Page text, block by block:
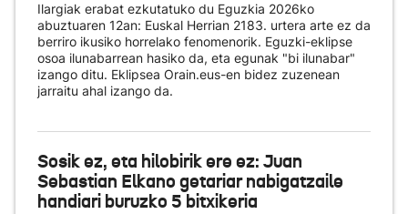
Ilargiak erabat ezkutatuko du Eguzkia 2026ko
abuztuaren 12an: Euskal Herrian 2183. urtera arte ez da
berriro ikusiko horrelako fenomenorik. Eguzki-eklipse
osoa ilunabarrean hasiko da, eta egunak "bi ilunabar"
izango ditu. Eklipsea Orain.eus-en bidez zuzenean
jarraitu ahal izango da.
Sosik ez, eta hilobirik ere ez: Juan
Sebastian Elkano getariar nabigatzaile
handiari buruzko 5 bitxikeria